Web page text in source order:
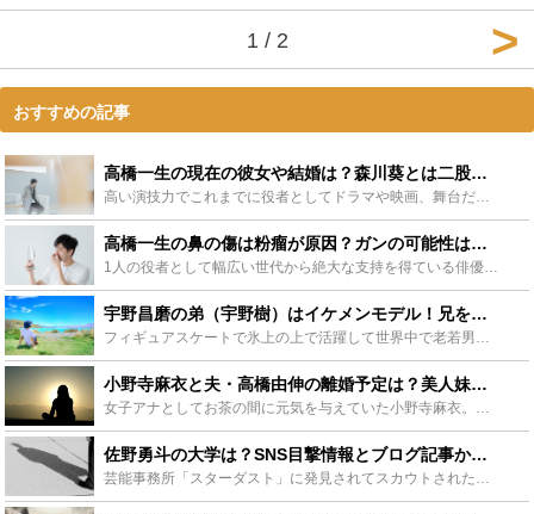
1 / 2
おすすめの記事
高橋一生の現在の彼女や結婚は？森川葵とは二股で破局？歴代元カノも - Leisurego(レジャーゴー)
高い演技力でこれまでに役者としてドラマや映画、舞台だけではなく、ジブリ映画の声優にも抜擢されたている俳優の高橋一生。見た目のイメージによらず彼女のウワサが尽きない人物だったりします。今回はそんな高橋...
高橋一生の鼻の傷は粉瘤が原因？ガンの可能性は？ビフォーアフター画像比較 - Leisurego(レジャーゴー)
1人の役者として幅広い世代から絶大な支持を得ている俳優の高橋一生。鼻に何かできていると一部の間で注目されました。その正体についてガンや粉瘤、整形といった様々な憶測が飛び交っています。今回は高橋一生の...
宇野昌磨の弟（宇野樹）はイケメンモデル！兄を支える敏腕ぶりに注目 - Leisurego(レジャーゴー)
フィギュアスケートで氷上の上で活躍して世界中で老若男女問わずファンが多い宇野昌磨。実は弟もイケメンモデルとして活動している芸能人なのです。2人は非常に仲の良い兄弟と知られています。今回は兄の宇野昌磨...
小野寺麻衣と夫・高橋由伸の離婚予定は？美人妹は全国の朝番組に出演！？ - Leisurego(レジャーゴー)
女子アナとしてお茶の間に元気を与えていた小野寺麻衣。そんな彼女の結婚後実家に帰った理由。衝撃のお漏らし事件…小野寺麻衣の子供と妹が可愛いってほんと？高橋由伸の不倫はどうなったのか。引退後の彼女の様子...
佐野勇斗の大学は？SNS目撃情報とブログ記事から◯◯大学が濃厚！？ - Leisurego(レジャーゴー)
芸能事務所「スターダスト」に発見されてスカウトされた、期待のイケメン新人の佐野勇斗。俳優としてドラマや映画にも出演して、歌手としても活躍しており注目の的になってます。詳細不明の大学や学歴についても迫...